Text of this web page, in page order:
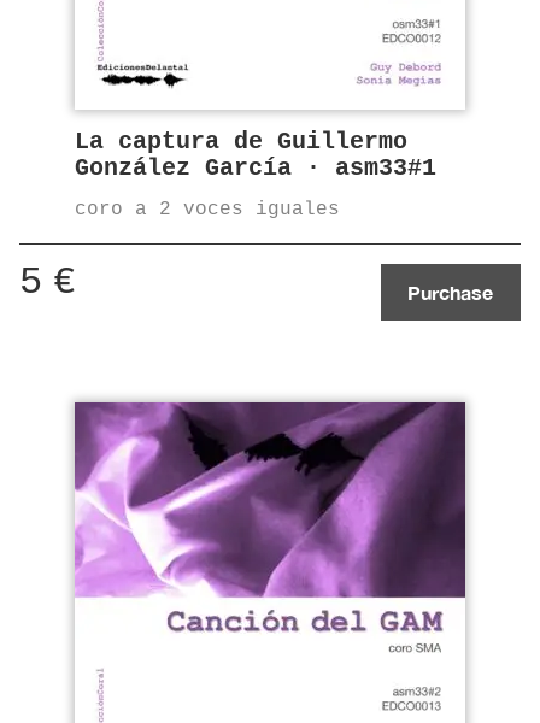
La captura de Guillermo
González García · asm33#1
coro a 2 voces iguales
5 € Purchase